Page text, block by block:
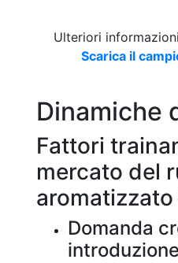
Ulteriori
Scarica il
Dinamiche
Fattori
mercato del
Domanda